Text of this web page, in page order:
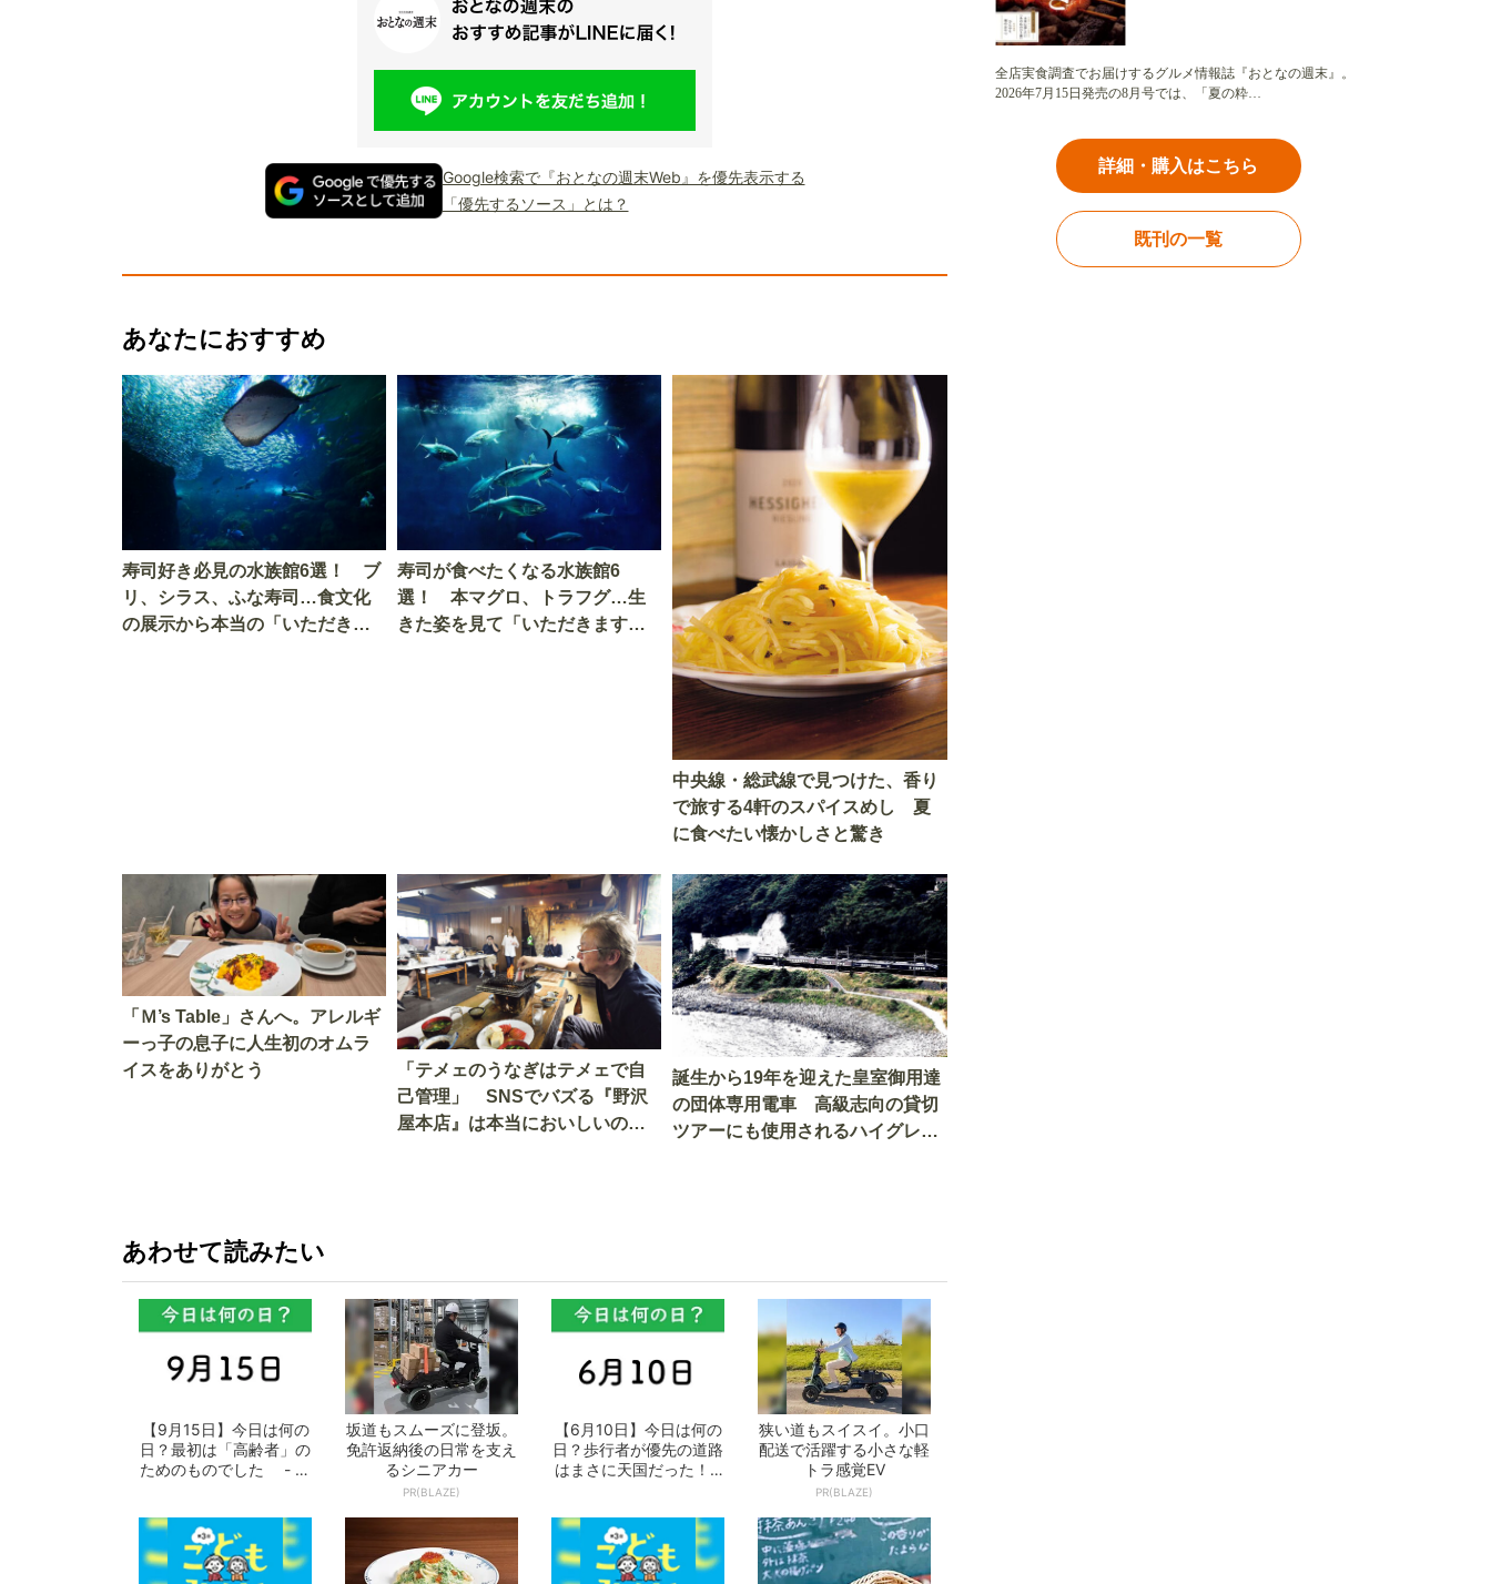
Google検索で『おとなの週末Web』を優先表示する
「優先するソース」とは？
あなたにおすすめ
寿司好き必見の水族館6選！ ブ
リ、シラス、ふな寿司…食文化
の展示から本当の「いただきま
寿司が食べたくなる水族館6
選！ 本マグロ、トラフグ…生
きた姿を見て「いただきます」
中央線・総武線で見つけた、香り
で旅する4軒のスパイスめし 夏
に食べたい懐かしさと驚き
「Ｍ’s Table」さんへ。アレルギ
ーっ子の息子に人生初のオムラ
イスをありがとう
「テメェのうなぎはテメェで自
己管理」 SNSでバズる『野沢
屋本店』は本当においしいの
誕生から19年を迎えた皇室御用達
の団体専用電車 高級志向の貸切
ツアーにも使用されるハイグレー
あわせて読みたい
【9月15日】今日は何の
日？最初は「高齢者」の
ためのものでした - お
坂道もスムーズに登坂。
免許返納後の日常を支え
るシニアカー
PR(BLAZE)
【6月10日】今日は何の
日？歩行者が優先の道路
はまさに天国だった！ -
狭い道もスイスイ。小口
配送で活躍する小さな軽
トラ感覚EV
PR(BLAZE)
全店実食調査でお届けするグルメ情報誌『おとなの週末』。
2026年7月15日発売の8月号では、「夏の粋…
詳細・購入はこちら
既刊の一覧